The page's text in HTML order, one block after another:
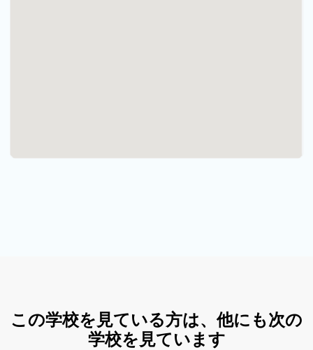
この学校を見ている方は、他にも次の
学校を見ています